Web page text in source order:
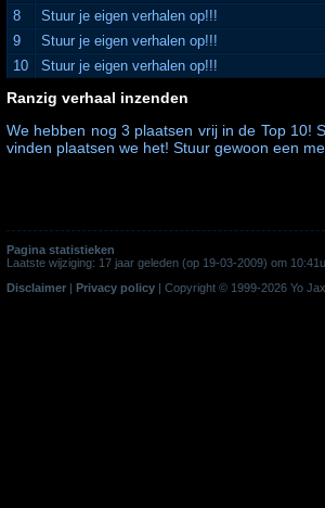
8
Stuur je eigen verhalen op!!!
9
Stuur je eigen verhalen op!!!
10
Stuur je eigen verhalen op!!!
Ranzig verhaal inzenden
We hebben nog 3 plaatsen vrij in de Top 10!
vinden plaatsen we het! Stuur gewoon een
Pagina statistieken
Laatste wijziging: 17 jaar geleden (op 19-03-2009) om
Disclaimer | Privacy policy | Copyright © 1999-2026 Yo